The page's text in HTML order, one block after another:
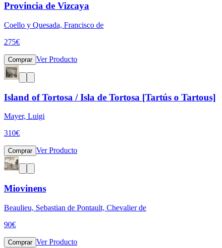
Provincia de Vizcaya
Coello y Quesada, Francisco de
275€
Comprar Ver Producto
Island of Tortosa / Isla de Tortosa [Tartús o Tartous]
Mayer, Luigi
310€
Comprar Ver Producto
Miovinens
Beaulieu, Sebastian de Pontault, Chevalier de
90€
Comprar Ver Producto